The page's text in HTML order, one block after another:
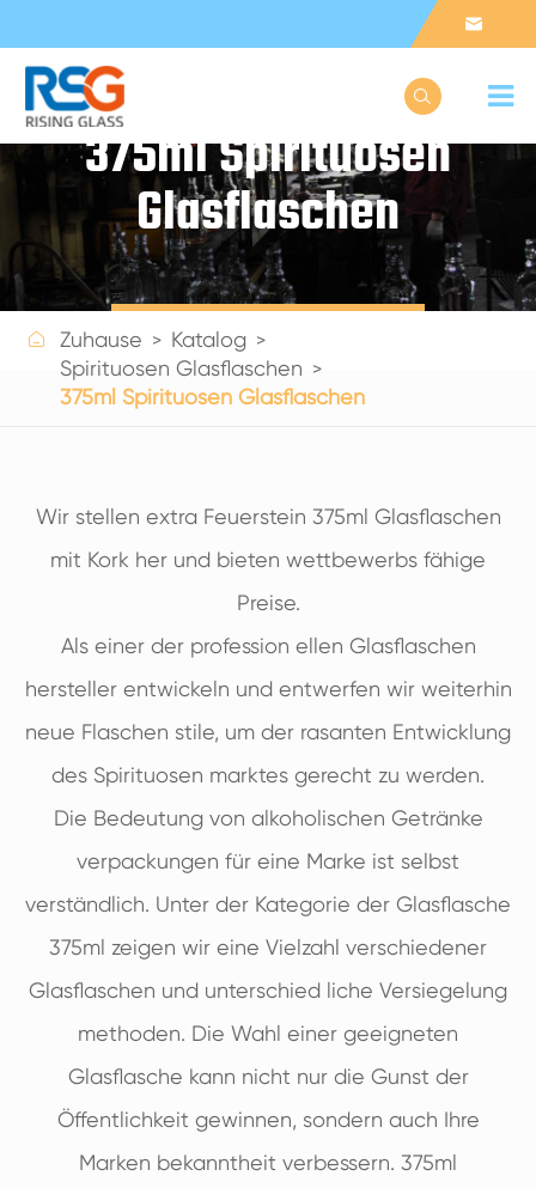


375ml Spirituosen
Glasflaschen
Get a Quote
 Zuhause
Katalog
Spirituosen Glasflaschen
375ml Spirituosen Glasflaschen
Wir stellen extra Feuerstein 375ml Glasflaschen
mit Kork her und bieten wettbewerbs fähige
Preise.
Als einer der profession ellen Glasflaschen
hersteller entwickeln und entwerfen wir weiterhin
neue Flaschen stile, um der rasanten Entwicklung
des Spirituosen marktes gerecht zu werden.
Die Bedeutung von alkoholischen Getränke
verpackungen für eine Marke ist selbst
verständlich. Unter der Kategorie der Glasflasche
375ml zeigen wir eine Vielzahl verschiedener
Glasflaschen und unterschied liche Versiegelung
methoden. Die Wahl einer geeigneten
Glasflasche kann nicht nur die Gunst der
Öffentlichkeit gewinnen, sondern auch Ihre
Marken bekanntheit verbessern. 375ml